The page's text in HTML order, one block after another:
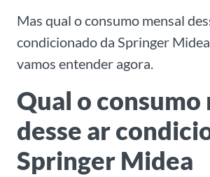
Mas qual o consumo mensal
condicionado da Springer
vamos entender agora.
Qual o consumo
desse ar
Springer Midea